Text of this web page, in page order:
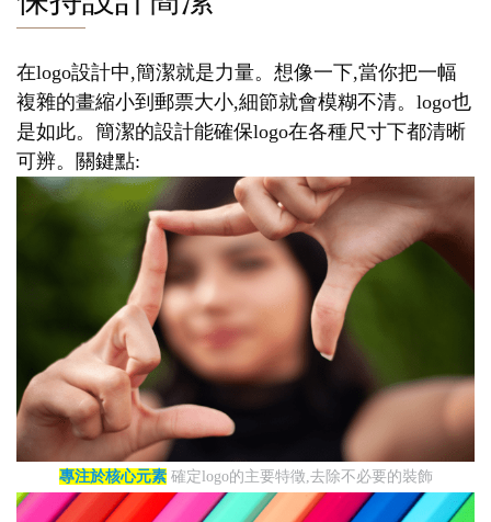
在logo設計中,簡潔就是力量。想像一下,當你把一幅
複雜的畫縮小到郵票大小,細節就會模糊不清。logo也
是如此。簡潔的設計能確保logo在各種尺寸下都清晰
可辨。關鍵點:
專注於核心元素確定logo的主要特徵,去除不必要的裝飾